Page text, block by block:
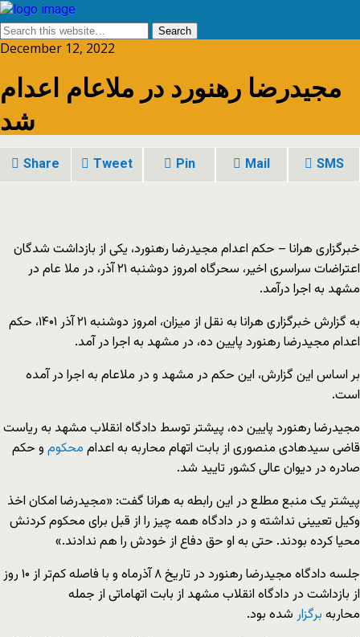
December 12, 2022
مجیدرضا رهنورد در ملاعام اعدام
شد
Share Tweet Pin Mail SMS
خبرگزاری هرانا – حکم اعدام مجیدرضا رهنورد، یکی از بازداشت شدگان
اعتراضات سراسری اخیر، سحرگاه امروز دوشنبه ۲۱ آذر، در ملا عام در
مشهد به اجرا درآمد.
به گزارش خبرگزاری هرانا به نقل از میزان، امروز دوشنبه ۲۱ آذر ۱۴۰۱، حکم
اعدام مجیدرضا رهنورد پایین‌ ده، در مشهد به اجرا در آمد.
بر اساس این گزارش، این حکم در مشهد و در ملاعام به اجرا در آمده
است.
مجیدرضا رهنورد پایین‌ ده، پیشتر توسط دادگاه انقلاب مشهد به ریاست
قاضی سیدهادی منصوری از بابت اتهام محاربه به اعدام محکوم و حکم
صادره در دیوان عالی کشور تایید شد.
پیشتر یک منبع مطلع در این رابطه به هرانا گفت: «مجیدرضا امکان اخذ
وکیل تعیینی نداشته و در دادگاه همه چیز را از قبل برای محکوم کردنش
محیا کرده بودند. حتی به او حق دفاع از خودش را هم ندادند.»
جلسه دادگاه مجیدرضا رهنورد در تاریخ ۸ آذرماه و با فاصله کم‌تر از ۱۰ روز
از بازداشت در دادگاه انقلاب مشهد از بابت اتهاماتی از جمله
محاربه برگزار شده بود.